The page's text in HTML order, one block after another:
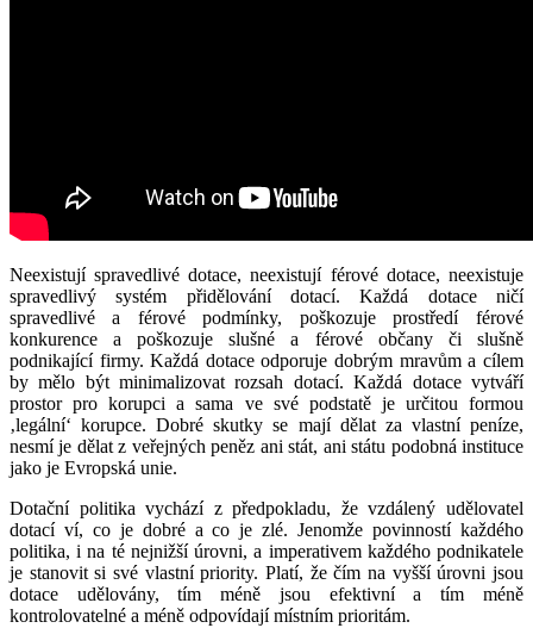
Neexistují spravedlivé dotace, neexistují férové dotace, neexistuje
spravedlivý systém přidělování dotací. Každá dotace ničí
spravedlivé a férové podmínky, poškozuje prostředí férové
konkurence a poškozuje slušné a férové občany či slušně
podnikající firmy. Každá dotace odporuje dobrým mravům a cílem
by mělo být minimalizovat rozsah dotací. Každá dotace vytváří
prostor pro korupci a sama ve své podstatě je určitou formou
‚legální‘ korupce. Dobré skutky se mají dělat za vlastní peníze,
nesmí je dělat z veřejných peněz ani stát, ani státu podobná instituce
jako je Evropská unie.
Dotační politika vychází z předpokladu, že vzdálený udělovatel
dotací ví, co je dobré a co je zlé. Jenomže povinností každého
politika, i na té nejnižší úrovni, a imperativem každého podnikatele
je stanovit si své vlastní priority. Platí, že čím na vyšší úrovni jsou
dotace udělovány, tím méně jsou efektivní a tím méně
kontrolovatelné a méně odpovídají místním prioritám.